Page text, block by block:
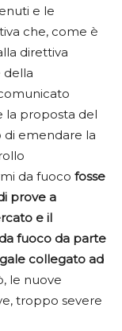
e le
che, come è
direttiva
della
la proposta del
di emendare la
da fuoco fosse
prove a
e il
fuoco da parte
collegato ad
le nuove
troppo severe